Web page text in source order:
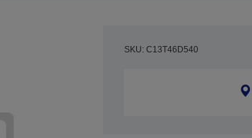
SKU: C13T46D540